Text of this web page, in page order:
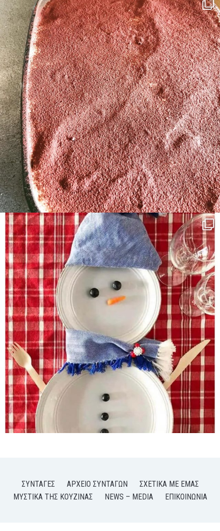
ΣΥΝΤΑΓΈΣ ΑΡΧΕΊΟ ΣΥΝΤΑΓΏΝ
ΣΧΕΤΙΚΆ ΜΕ ΕΜΆΣ
ΜΥΣΤΙΚΆ ΤΗΣ ΚΟΥΖΊΝΑΣ
NEWS – MEDIA ΕΠΙΚΟΙΝΩΝΊΑ